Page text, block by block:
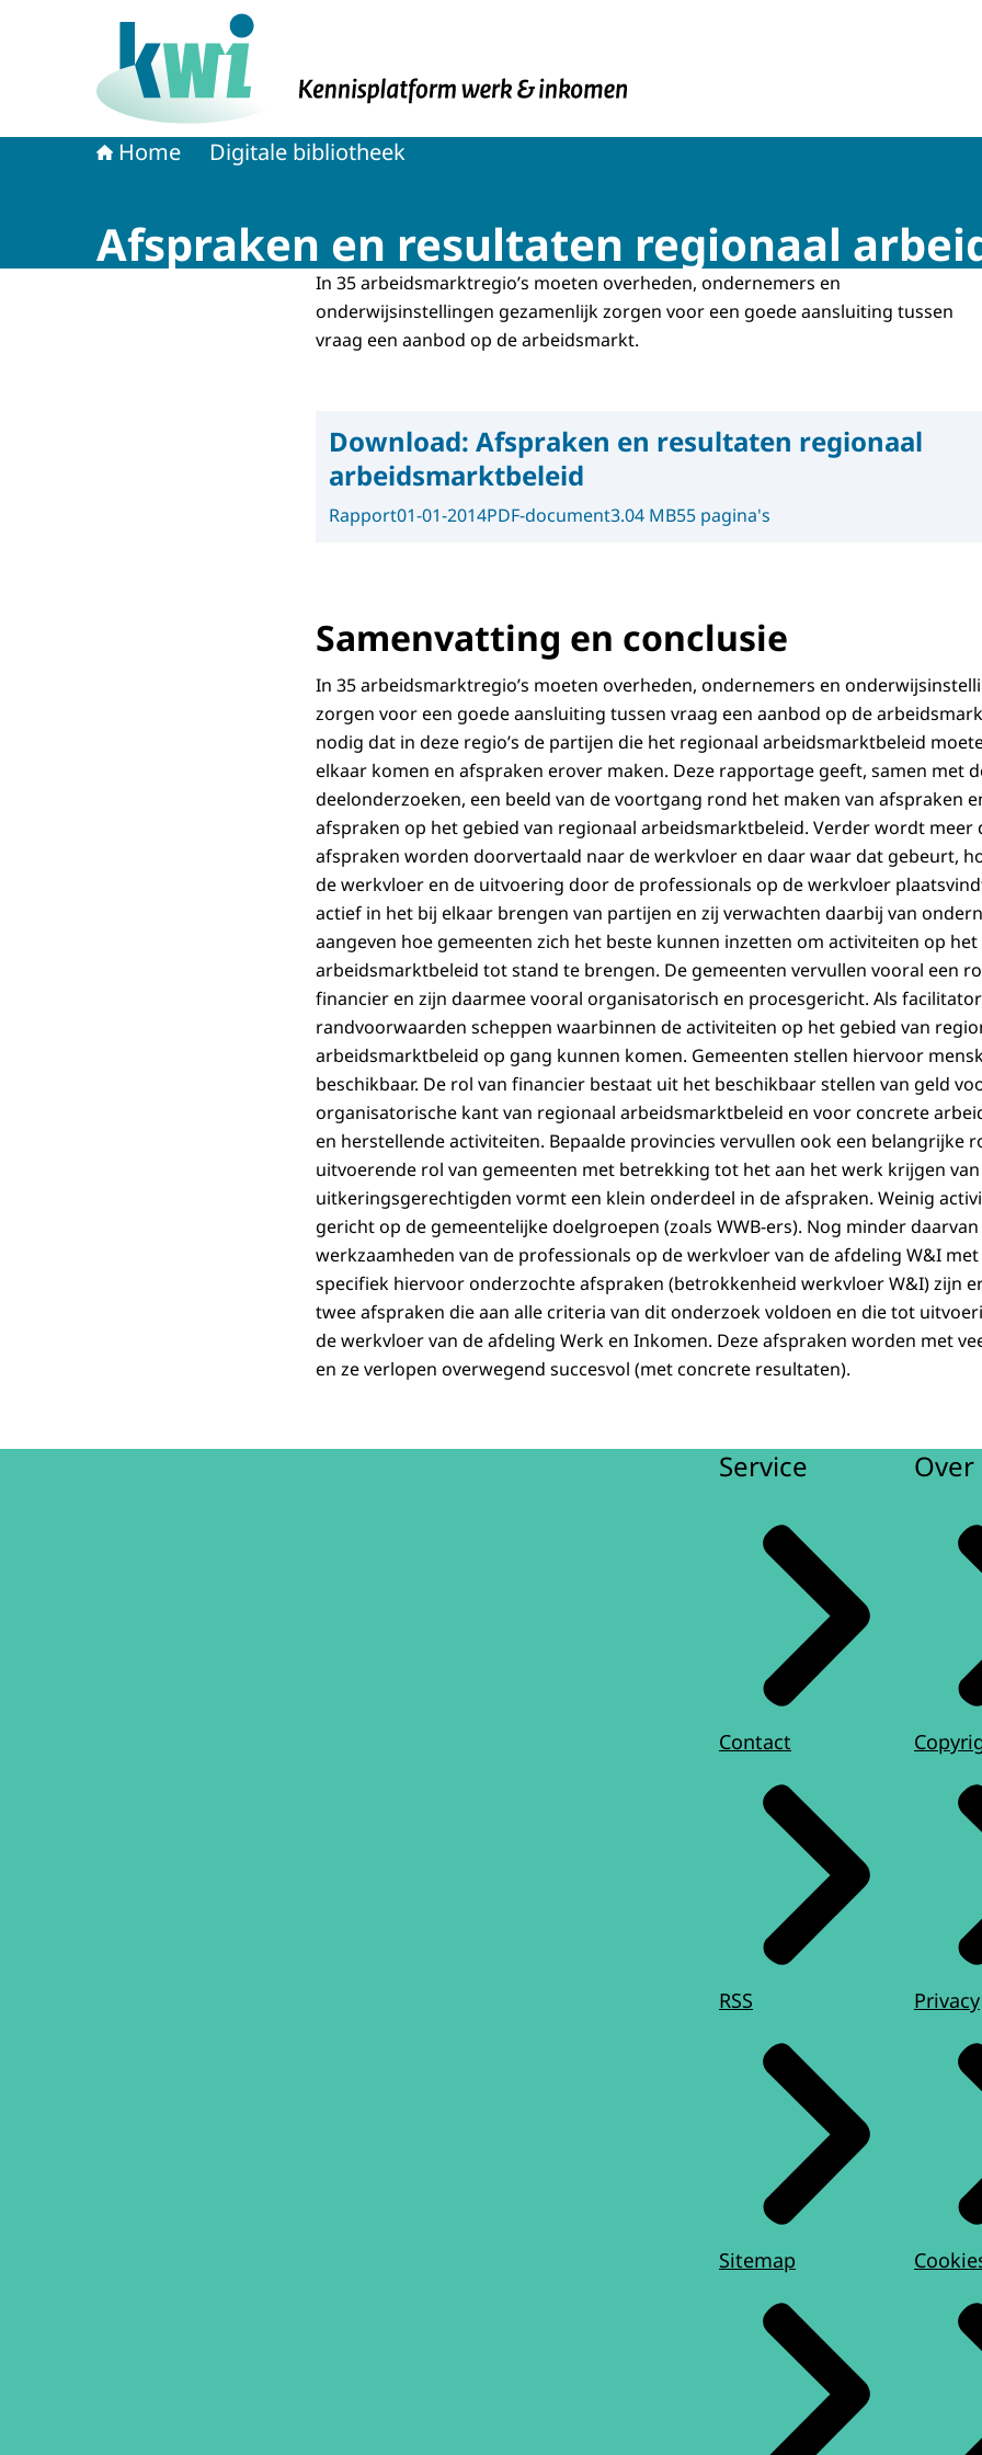
Naar de homepage van Kennisplatform Werk en Inkomen
Home Digitale bibliotheek
Afspraken en resultaten regionaal
In 35 arbeidsmarktregio’s moeten overheden, ondernemers en
onderwijsinstellingen gezamenlijk zorgen voor een goede aansluiting tussen
vraag een aanbod op de arbeidsmarkt.
Download: Afspraken en resultaten regionaal
arbeidsmarktbeleid
Rapport01-01-2014PDF-document3.04 MB55 pagina's
Samenvatting en conclusie
In 35 arbeidsmarktregio’s moeten overheden, ondernemers en
zorgen voor een goede aansluiting tussen vraag een aanbod op de
nodig dat in deze regio’s de partijen die het regionaal arbeidsmarktbeleid
elkaar komen en afspraken erover maken. Deze rapportage geeft, samen met
deelonderzoeken, een beeld van de voortgang rond het maken van afspraken
afspraken op het gebied van regionaal arbeidsmarktbeleid. Verder wordt meer
afspraken worden doorvertaald naar de werkvloer en daar waar dat gebeurt,
de werkvloer en de uitvoering door de professionals op de werkvloer
actief in het bij elkaar brengen van partijen en zij verwachten daarbij van
aangeven hoe gemeenten zich het beste kunnen inzetten om activiteiten op
arbeidsmarktbeleid tot stand te brengen. De gemeenten vervullen vooral een
financier en zijn daarmee vooral organisatorisch en procesgericht. Als
randvoorwaarden scheppen waarbinnen de activiteiten op het gebied van
arbeidsmarktbeleid op gang kunnen komen. Gemeenten stellen hiervoor
beschikbaar. De rol van financier bestaat uit het beschikbaar stellen van geld
organisatorische kant van regionaal arbeidsmarktbeleid en voor concrete
en herstellende activiteiten. Bepaalde provincies vervullen ook een belangrijke
uitvoerende rol van gemeenten met betrekking tot het aan het werk krijgen van
uitkeringsgerechtigden vormt een klein onderdeel in de afspraken. Weinig
gericht op de gemeentelijke doelgroepen (zoals WWB-ers). Nog minder
werkzaamheden van de professionals op de werkvloer van de afdeling W&I met
specifiek hiervoor onderzochte afspraken (betrokkenheid werkvloer W&I) zijn
twee afspraken die aan alle criteria van dit onderzoek voldoen en die tot
de werkvloer van de afdeling Werk en Inkomen. Deze afspraken worden met
en ze verlopen overwegend succesvol (met concrete resultaten).
Service
Contact
RSS
Sitemap
Privacy